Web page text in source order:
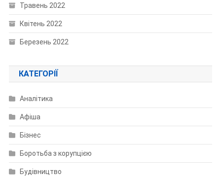
Травень 2022
Квітень 2022
Березень 2022
КАТЕГОРІЇ
Аналітика
Афіша
Бізнес
Боротьба з корупцією
Будівництво